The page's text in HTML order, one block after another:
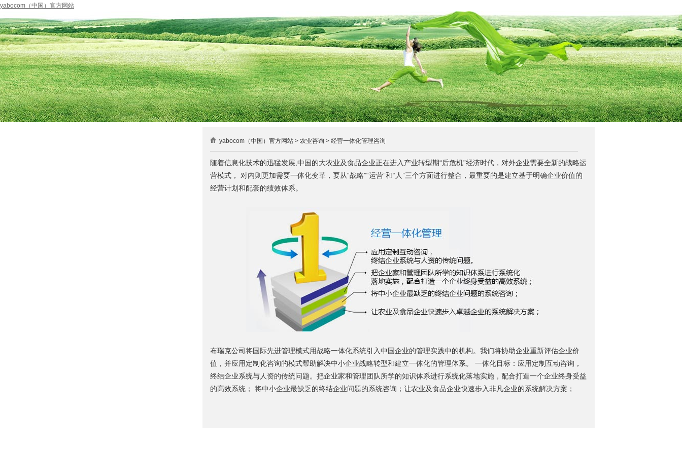
yabocom（中国）官方网站
yabocom（中国）官方网站 > 农业咨询 > 经营一体化管理咨询
随着信息化技术的迅猛发展,中国的大农业及食品企业正在进入产业转型期“后危机”经济时代，对外企业需要全新的战略运
营模式， 对内则更加需要一体化变革，要从“战略”“运营”和“人”三个方面进行整合，最重要的是建立基于明确企业价值的
经营计划和配套的绩效体系。
布瑞克公司将国际先进管理模式用战略一体化系统引入中国企业的管理实践中的机构。我们将协助企业重新评估企业价
值，并应用定制化咨询的模式帮助解决中小企业战略转型和建立一体化的管理体系。 一体化目标：应用定制互动咨询，
终结企业系统与人资的传统问题。把企业家和管理团队所学的知识体系进行系统化落地实施，配合打造一个企业终身受益
的高效系统； 将中小企业最缺乏的终结企业问题的系统咨询；让农业及食品企业快速步入非凡企业的系统解决方案；